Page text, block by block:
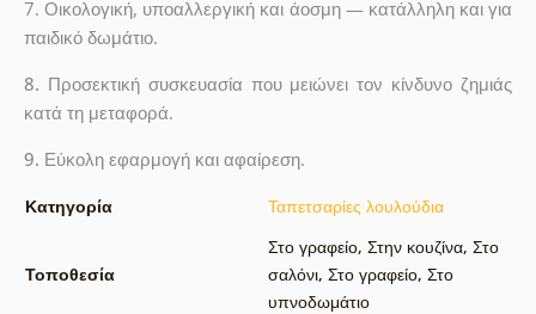
7. Οικολογική, υποαλλεργική και άοσμη — κατάλληλη και για
παιδικό δωμάτιο.
8. Προσεκτική συσκευασία που μειώνει τον κίνδυνο ζημιάς
κατά τη μεταφορά.
9. Εύκολη εφαρμογή και αφαίρεση.
Κατηγορία Ταπετσαρίες λουλούδια
Τοποθεσία
Στο γραφείο, Στην κουζίνα, Στο
σαλόνι, Στο γραφείο, Στο
υπνοδωμάτιο